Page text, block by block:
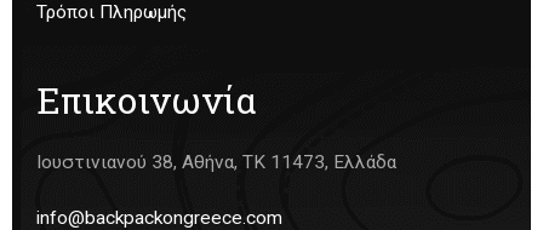
Τρόποι Πληρωμής
Επικοινωνία
Ιουστινιανού 38, Αθήνα, ΤΚ 11473, Ελλάδα
info@backpackongreece.com